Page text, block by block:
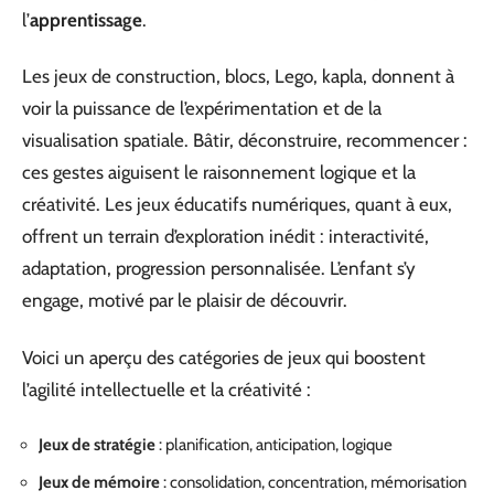
l’apprentissage.
Les jeux de construction, blocs, Lego, kapla, donnent à
voir la puissance de l’expérimentation et de la
visualisation spatiale. Bâtir, déconstruire, recommencer :
ces gestes aiguisent le raisonnement logique et la
créativité. Les jeux éducatifs numériques, quant à eux,
offrent un terrain d’exploration inédit : interactivité,
adaptation, progression personnalisée. L’enfant s’y
engage, motivé par le plaisir de découvrir.
Voici un aperçu des catégories de jeux qui boostent
l’agilité intellectuelle et la créativité :
Jeux de stratégie: planification, anticipation, logique
Jeux de mémoire: consolidation, concentration, mémorisation